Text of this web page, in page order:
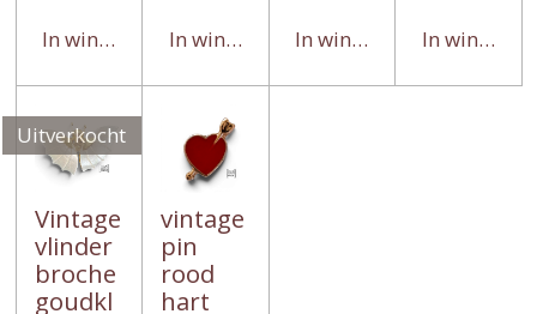
In winkelwagenIn winkelwagenIn winkelwagen
In
Uitverkocht
Vintage
vlinder
broche
goudkl
vintage
pin
rood
hart